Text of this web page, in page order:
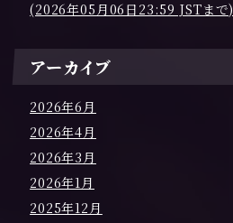
(2026年05月06日23:59 JSTまで)
アーカイブ
2026年6月
2026年4月
2026年3月
2026年1月
2025年12月